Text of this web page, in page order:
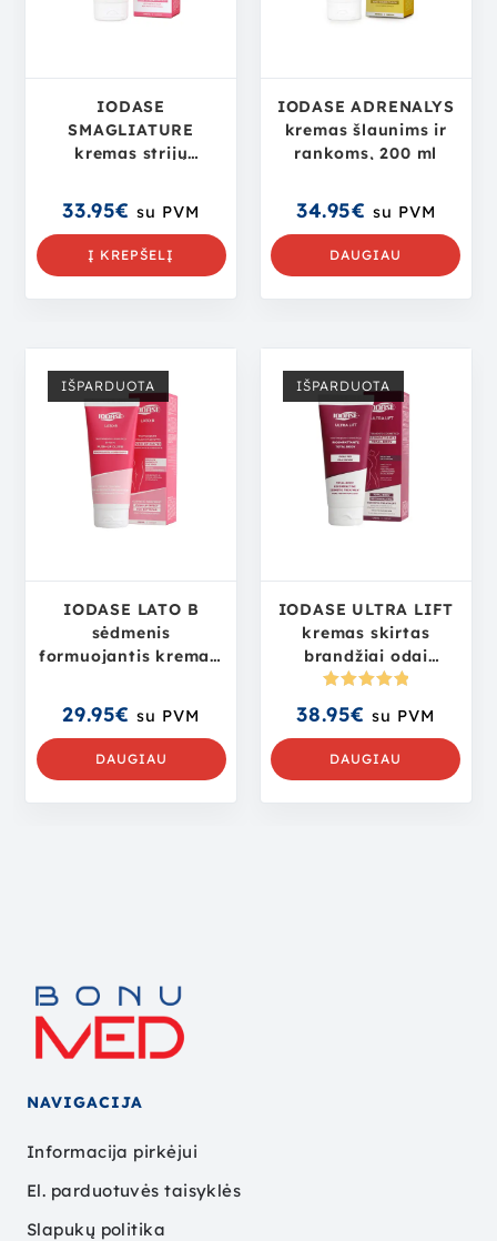
IODASE
SMAGLIATURE
kremas strijų
33.95€ su PVM
Į KREPŠELĮ
IODASE ADRENALYS
kremas šlaunims ir
rankoms, 200 ml
34.95€ su PVM
DAUGIAU
IŠPARDUOTA
IODASE LATO B
sėdmenis
formuojantis kremas,
29.95€ su PVM
DAUGIAU
IŠPARDUOTA
IODASE ULTRA LIFT
kremas skirtas
brandžiai odai
tonizuoti ir
stangrinti, 200 ml
s:5.00iš
5
38.95€ su PVM
DAUGIAU
NAVIGACIJA
Informacija pirkėjui
El. parduotuvės taisyklės
Slapukų politika